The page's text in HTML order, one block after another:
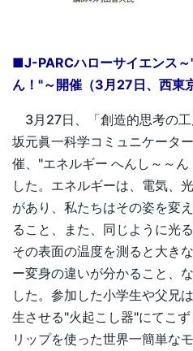
■J-PARCハローサイエンス～
ん！"～開催（3月27日、西東
3月27日、「創造的思考の工
坂元眞一科学コミュニケータ
催、"エネルギー へんし～～
した。エネルギーは、電気、
があり、私たちはその姿を変
ること、また、同じように光
その表面の温度を測ると大き
ー変身の違いが分かること、
した。参加した小学生や父兄
生させる"火起こし器"にてこ
リップを使った世界一簡単な